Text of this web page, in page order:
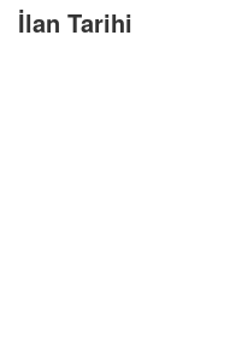
İlan Tarihi